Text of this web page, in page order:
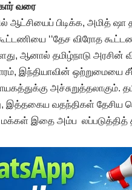
வரை
ஆட்சியைப் பிடிக்க, அமித் ஷா
‘‘தேச விரோத
ஆனால் தமிழ்நாடு அரசின்
இந்தியாவின் ஒற்றுமையை
அச்சுறுத்தலாகும்.
இத்தகைய வதந்திகள் தேசிய
இதை அம்ப லப்படுத்தித்